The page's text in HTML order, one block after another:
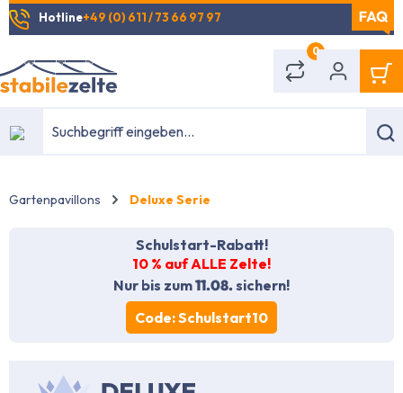
springen
Hotline+49 (0) 611 / 73 66 97 97
0
Gartenpavillons Deluxe Serie
Schulstart-Rabatt!
10 % auf ALLE Zelte!
Nur bis zum11.08.sichern!
Code: Schulstart10